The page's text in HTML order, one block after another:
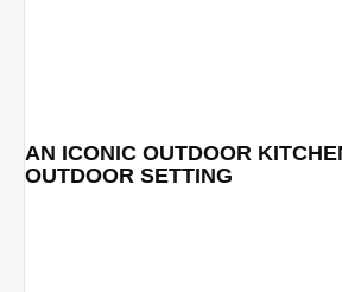
AN ICONIC OUTDOOR
OUTDOOR SETTING